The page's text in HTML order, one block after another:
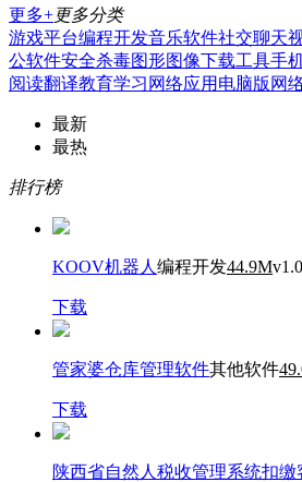
更多+更多分类
游戏平台编程开发音乐软件社交聊天
公软件安全杀毒图形图像下载工具手
阅读翻译教育学习 网络应用 电脑版 网
最新
最热
排行榜
KOOV机器人 编程开发44.9M
下载
管家婆仓库管理软件其他软件
下载
陕西省自然人税收管理系统扣缴